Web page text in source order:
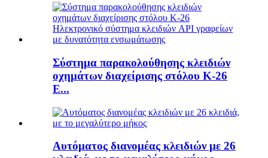
Σύστημα παρακολούθησης κλειδιών
οχημάτων διαχείρισης στόλου K-26
E...
Αυτόματος διανομέας κλειδιών με 26